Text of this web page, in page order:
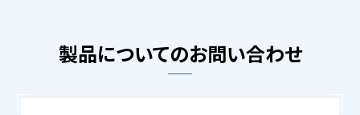
製品についてのお問い合わせ